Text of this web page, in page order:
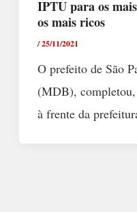
IPTU para os
os mais ricos
/25/11/2021
O prefeito de São
(MDB),
à frente da